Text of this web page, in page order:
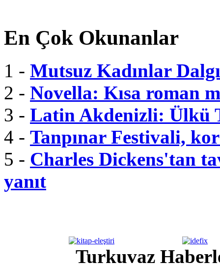
En Çok Okunanlar
1 - Mutsuz Kadınlar
2 - Novella: Kısa roman
3 - Latin Akdenizli: Ülkü
4 - Tanpınar Festivali,
5 - Charles Dickens'tan
yanıt
Turkuvaz